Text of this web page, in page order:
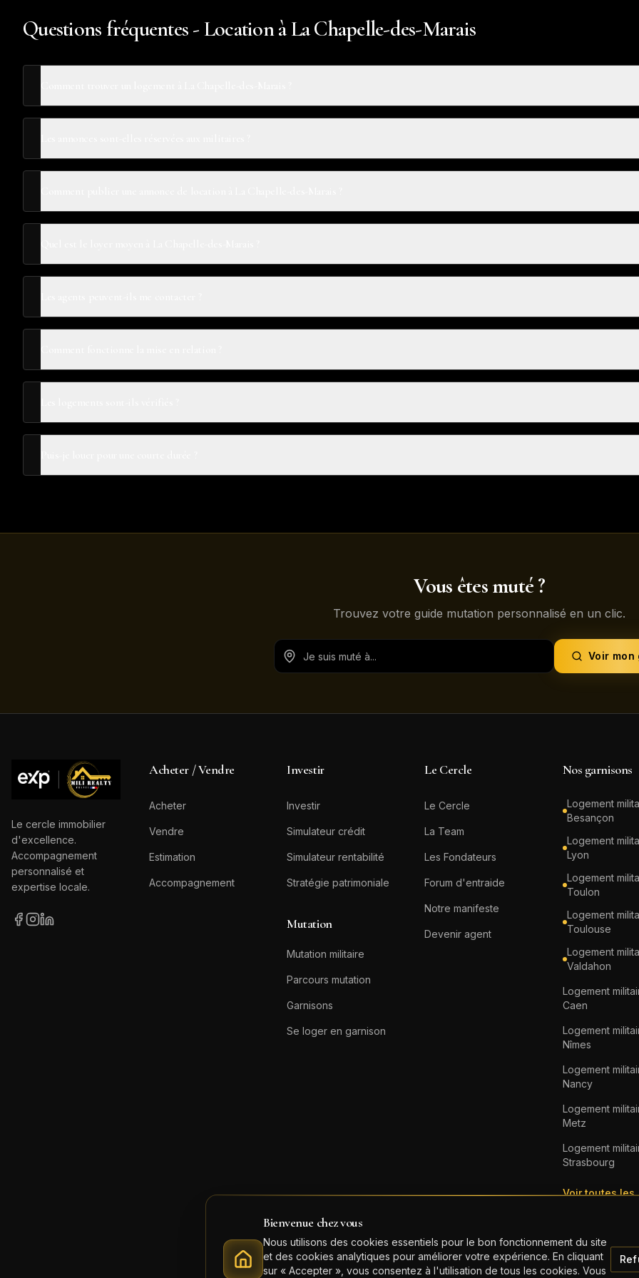
Questions fréquentes - Location à La Chapelle-des-Marais
Vous êtes muté ?
Trouvez votre guide mutation personnalisé en un clic.
Voir mon
Le cercle immobilier
d'excellence.
Accompagnement
personnalisé et
expertise locale.
Acheter / Vendre
Acheter
Vendre
Estimation
Accompagnement
Investir
Investir
Simulateur crédit
Simulateur rentabilité
Stratégie patrimoniale
Mutation
Mutation militaire
Parcours mutation
Garnisons
Se loger en garnison
Le Cercle
Le Cercle
La Team
Les Fondateurs
Forum d'entraide
Notre manifeste
Devenir agent
Nos garnisons
Logement
Besançon
Logement
Lyon
Logement
Toulon
Logement
Toulouse
Logement
Valdahon
Logement
Caen
Logement
Nîmes
Logement
Nancy
Logement
Metz
Logement
Strasbourg
Voir toutes les
Bienvenue chez vous
Nous utilisons des cookies essentiels pour le bon fonctionnement du site
et des cookies analytiques pour améliorer votre expérience. En cliquant
sur « Accepter », vous consentez à l'utilisation de tous les cookies. Vous